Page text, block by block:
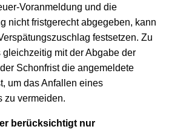
Voranmeldung und die
nicht fristgerecht abgegeben, kann
festsetzen. Zu
gleichzeitig mit der Abgabe der
Schonfrist die angemeldete
um das Anfallen eines
zu vermeiden.
berücksichtigt nur